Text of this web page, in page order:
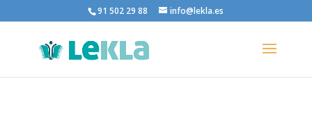
91 502 29 88 info@lekla.es